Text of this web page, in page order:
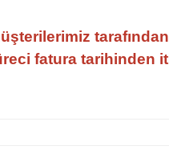
tarafından
fatura tarihinden